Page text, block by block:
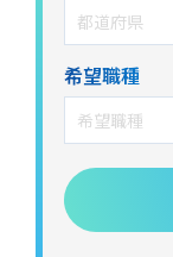
都道府県
希望職種
希望職種